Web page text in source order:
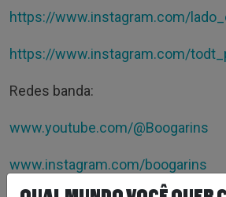
https://www.instagram.com/
https://www.instagram.com/
Redes banda:
www.youtube.com/@Boogarins
www.instagram.com/boogarins